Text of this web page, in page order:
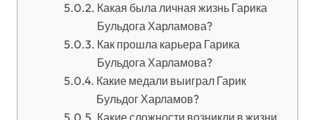
Какая была личная жизнь Гарика
Бульдога Харламова?
Как прошла карьера Гарика
Бульдога Харламова?
Какие медали выиграл Гарик
Бульдог Харламов?
Какие сложности возникли в жизни